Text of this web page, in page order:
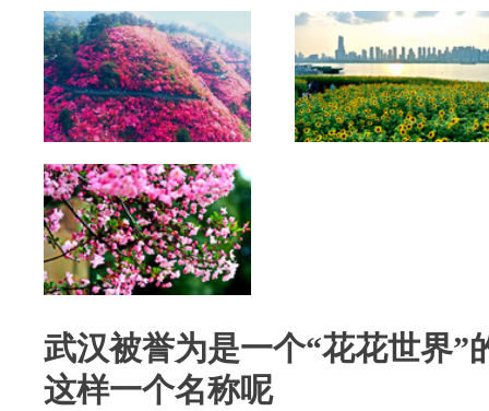
武汉被誉为是一个“花花世界”
这样一个名称呢